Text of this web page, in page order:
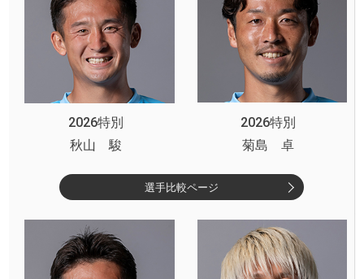
2026特別
2026特別
秋山 駿
菊島 卓
選手比較ページ